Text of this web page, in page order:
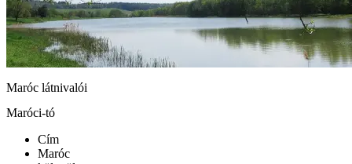
Maróc látnivalói
Maróci-tó
Cím
Maróc